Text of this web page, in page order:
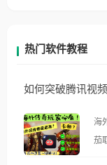
热门软件教程
如何突破腾讯视
海
茄取消